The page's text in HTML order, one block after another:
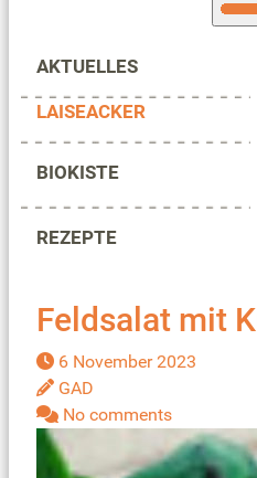
AKTUELLES
LAISEACKER
BIOKISTE
REZEPTE
Feldsalat mit
6 November 2023
GAD
No comments